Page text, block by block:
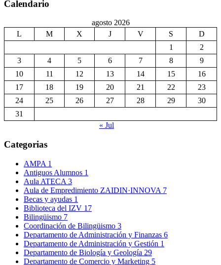
Calendario
agosto 2026
L
M X J V S
D
1
2
3
4 5 6 7 8
9
10
11 12 13 14 15
16
17
18 19 20 21 22
23
24
25 26 27 28 29
30
31
« Jul
Categorias
AMPA 1
Antiguos Alumnos 1
Aula ATECA 3
Aula de Empredimiento ZAIDIN·INNOVA 7
Becas y ayudas 1
Biblioteca del IZV 17
Bilingüismo 7
Coordinación de Bilingüismo 3
Departamento de Administración y Finanzas 6
Departamento de Administración y Gestión 1
Departamento de Biología y Geología 29
Departamento de Comercio y Marketing 5